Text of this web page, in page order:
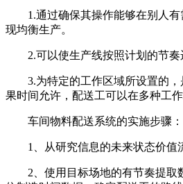
1.通过确保其操作能够在别人有
现均衡生产。
2.可以使生产线按照计划的节奏
3.为特定的工作区域所设置的，
果时间允许，配送工可以在多种工作
车间物料配送系统的实施步骤：
1、从研究信息的未来状态价值
2、使用目标场地的有节奏提取